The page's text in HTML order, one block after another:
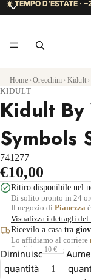
☀️ TEMPO D’ESTATE ·
☀️ TEMPO D’ESTATE ·
Home › Orecchini › Kidult ›
KIDULT
Kidult By
Symbols
741277
€10,00
Ritiro disponibile nel
Di solito pronto in 24
Il negozio di Pianezza
Visualizza i dettagli del
Ricevilo a casa tra
Lo affidiamo al corriere
Spedizione 10 € · gratuita
Diminuisci
quantità